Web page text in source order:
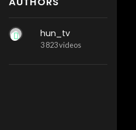
hun_tv
3 823 videos